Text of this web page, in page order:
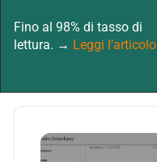
Fino al 98% di tasso di
lettura. → Leggi l’articolo